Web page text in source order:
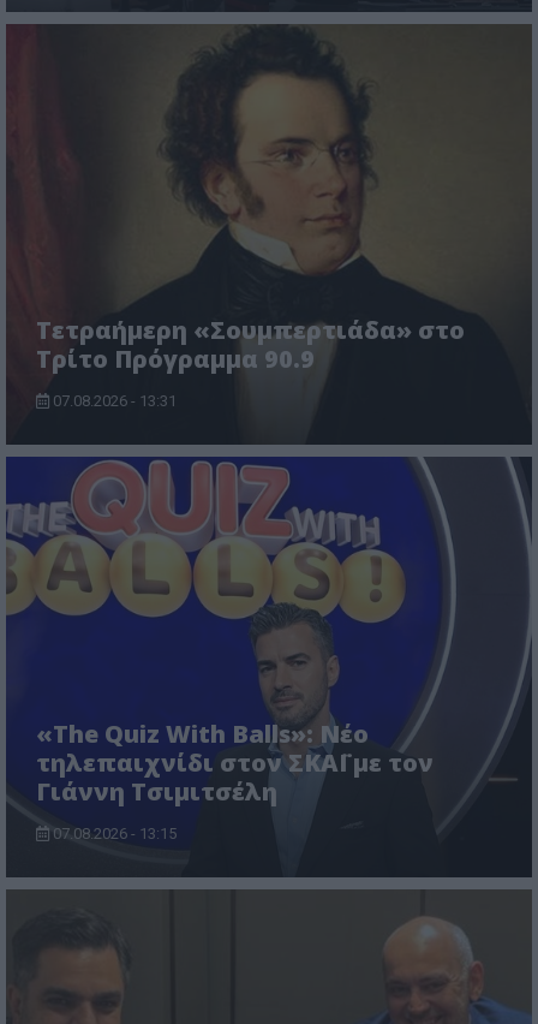
Τετραήμερη «Σουμπερτιάδα» στο
Τρίτο Πρόγραμμα 90.9
07.08.2026 - 13:31
«The Quiz With Balls»: Νέο
τηλεπαιχνίδι στον ΣΚΑΪ με τον
Γιάννη Τσιμιτσέλη
07.08.2026 - 13:15